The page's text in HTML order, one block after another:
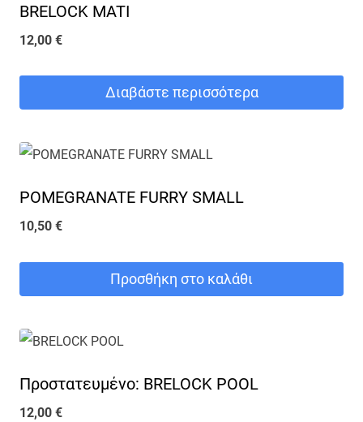
BRELOCK MATI
12,00 €
Διαβάστε περισσότερα
POMEGRANATE FURRY SMALL
10,50 €
Προσθήκη στο καλάθι
Πρoστατευμένο: BRELOCK POOL
12,00 €